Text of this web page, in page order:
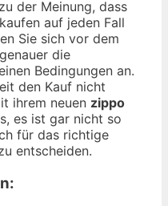
der Meinung, dass
kaufen auf jeden Fall
Sie sich vor dem
die
Bedingungen an.
den Kauf nicht
ihrem neuen zippo
es ist gar nicht so
für das richtige
entscheiden.